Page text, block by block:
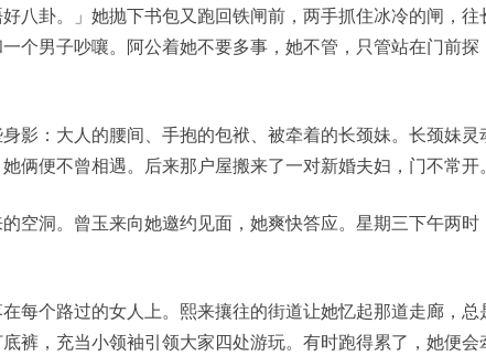
八卦。」她抛下书包又跑回铁闸前，两手抓住冰冷的闸，往
个男子吵嚷。阿公着她不要多事，她不管，只管站在门前探
影：大人的腰间、手抱的包袱、被牵着的长颈妹。长颈妹灵
俩便不曾相遇。后来那户屋搬来了一对新婚夫妇，门不常开。
空洞。曾玉来向她邀约见面，她爽快答应。星期三下午两时
每个路过的女人上。熙来攘往的街道让她忆起那道走廊，总
裤，充当小领袖引领大家四处游玩。有时跑得累了，她便会